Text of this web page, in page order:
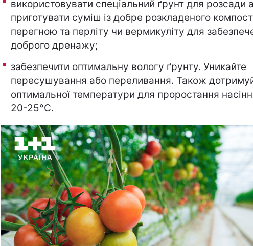
використовувати спеціальний ґрунт для розсади
приготувати суміш із добре розкладеного
перегною та перліту чи вермикуліту для
доброго дренажу;
забезпечити оптимальну вологу ґрунту. Уникайте
пересушування або переливання. Також
оптимальної температури для проростання
20-25°C.